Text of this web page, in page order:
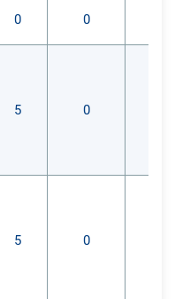
0 0
5 0
5 0